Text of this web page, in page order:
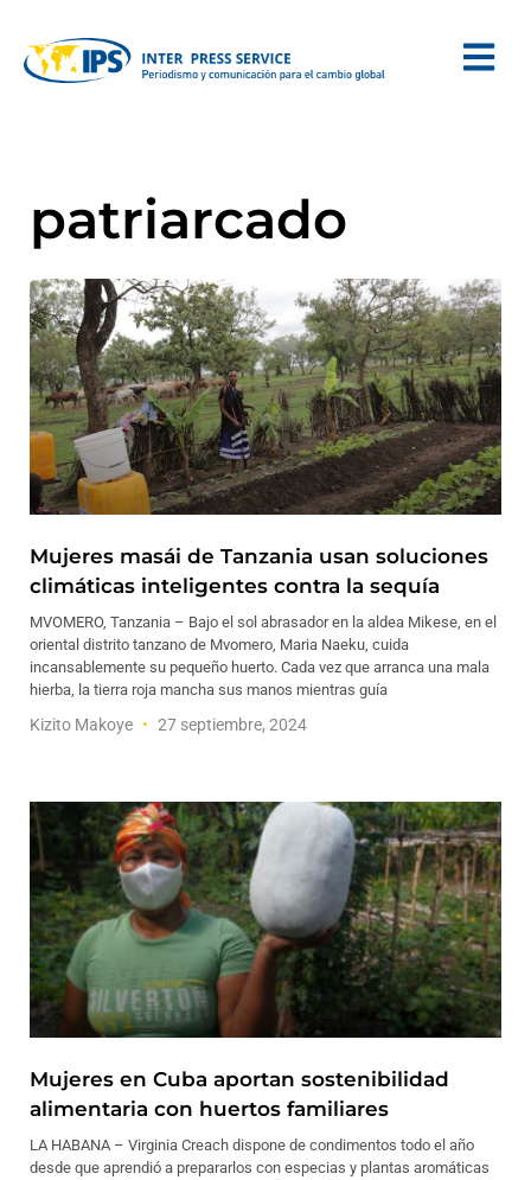
patriarcado
Mujeres masái de Tanzania usan soluciones
climáticas inteligentes contra la sequía
MVOMERO, Tanzania – Bajo el sol abrasador en la aldea Mikese, en el
oriental distrito tanzano de Mvomero, Maria Naeku, cuida
incansablemente su pequeño huerto. Cada vez que arranca una mala
hierba, la tierra roja mancha sus manos mientras guía
Kizito Makoye 27 septiembre, 2024
Mujeres en Cuba aportan sostenibilidad
alimentaria con huertos familiares
LA HABANA – Virginia Creach dispone de condimentos todo el año
desde que aprendió a prepararlos con especias y plantas aromáticas